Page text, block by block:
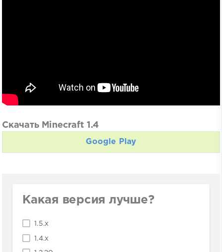
Скачать Minecraft 1.4
Google Play
Какая версия лучше?
1.5.x
1.4.x